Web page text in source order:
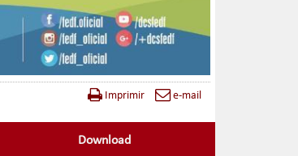
Imprimir e-mail
Download